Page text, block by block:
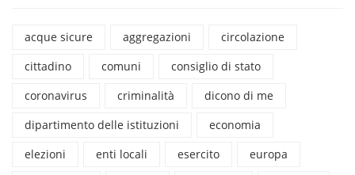
acque sicure aggregazioni
circolazione
cittadino
comuni
consiglio di stato
coronavirus
criminalità
dicono di me
dipartimento delle istituzioni
economia
elezioni
enti locali esercito
europa